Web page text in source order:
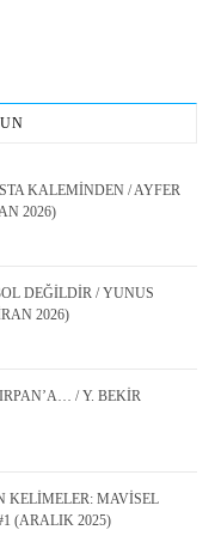
KALEMİNDEN / AYFER
2026)
DEĞİLDİR / YUNUS
2026)
/ Y. BEKİR
KELİMELER: MAVİSEL
(ARALIK 2025)